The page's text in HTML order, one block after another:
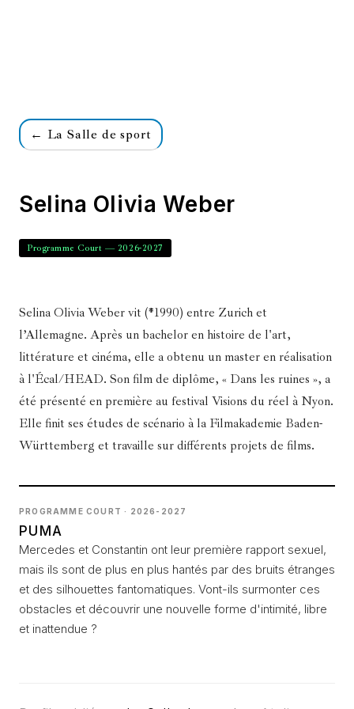
← La Salle de sport
Selina Olivia Weber
Programme Court — 2026-2027
Selina Olivia Weber vit (*1990) entre Zurich et
l’Allemagne. Après un bachelor en histoire de l'art,
littérature et cinéma, elle a obtenu un master en réalisation
à l'Écal/HEAD. Son film de diplôme, « Dans les ruines », a
été présenté en première au festival Visions du réel à Nyon.
Elle finit ses études de scénario à la Filmakademie Baden-
Württemberg et travaille sur différents projets de films.
PROGRAMME COURT · 2026-2027
PUMA
Mercedes et Constantin ont leur première rapport sexuel,
mais ils sont de plus en plus hantés par des bruits étranges
et des silhouettes fantomatiques. Vont-ils surmonter ces
obstacles et découvrir une nouvelle forme d'intimité, libre
et inattendue ?